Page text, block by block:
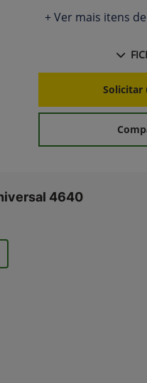
+ Ver mais itens
Solicitar
4640